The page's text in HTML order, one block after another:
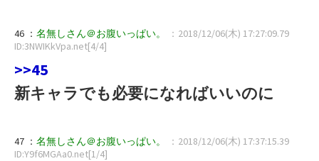
46 ： 名無しさん＠お腹いっぱい。
：2018/12/06(木) 17:27:09.79
ID:3NWIKkVpa.net[4/4]
>>45
新キャラでも必要になればいいのに
47 ： 名無しさん＠お腹いっぱい。
：2018/12/06(木) 17:37:15.39
ID:Y9f6MGAa0.net[1/4]